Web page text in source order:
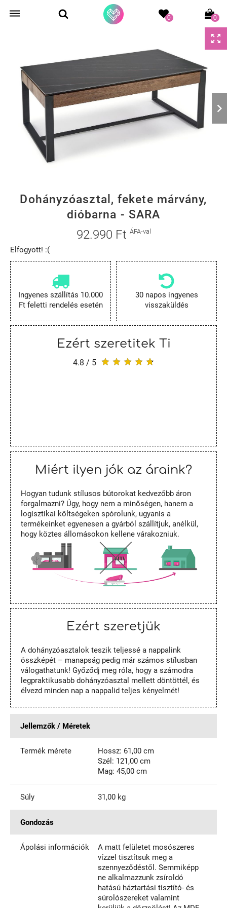
0 0
Dohányzóasztal, fekete márvány,
dióbarna - SARA
92.990 Ft ÁFA-val
Elfogyott! :(
Ingyenes szállítás 10.000
Ft feletti rendelés esetén
30 napos ingyenes
visszaküldés
Ezért szeretitek Ti
4.8 / 5
Miért ilyen jók az áraink?
Hogyan tudunk stílusos bútorokat kedvezőbb áron
forgalmazni? Úgy, hogy nem a minőségen, hanem a
logisztikai költségeken spórolunk, ugyanis a
termékeinket egyenesen a gyárból szállítjuk, anélkül,
hogy köztes állomásokon kellene várakozniuk.
Ezért szeretjük
A dohányzóasztalok teszik teljessé a nappalink
összképét – manapság pedig már számos stílusban
válogathatunk! Győződj meg róla, hogy a számodra
legpraktikusabb dohányzóasztal mellett döntöttél, és
élvezd minden nap a nappalid teljes kényelmét!
Jellemzők / Méretek
Termék mérete
Hossz: 61,00 cm
Szél: 121,00 cm
Mag: 45,00 cm
Súly 31,00 kg
Gondozás
Ápolási információk
A matt felületet mosószeres
vízzel tisztítsuk meg a
szennyeződéstől. Semmiképp
ne alkalmazzunk zsíroldó
hatású háztartási tisztító- és
súrolószereket valamint